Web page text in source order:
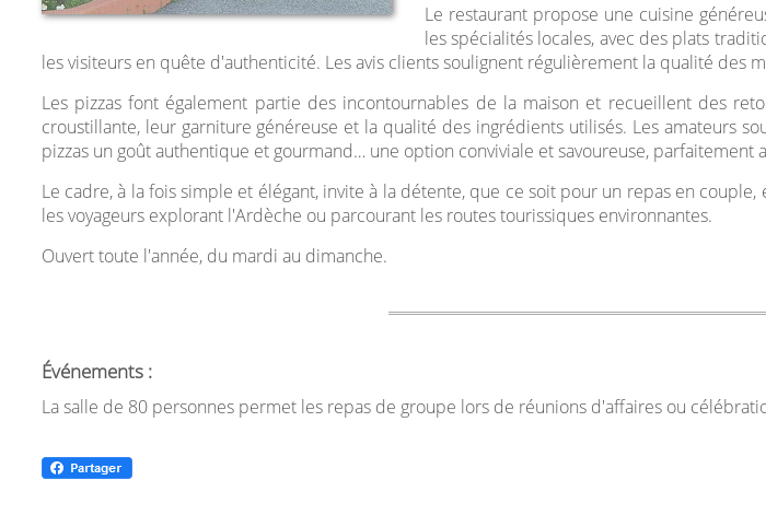
Le restaurant propose une cuisine
les spécialités locales, avec des plats
les visiteurs en quête d'authenticité. Les avis clients soulignent régulièrement la qualité des
Les pizzas font également partie des incontournables de la maison et recueillent des
croustillante, leur garniture généreuse et la qualité des ingrédients utilisés. Les amateurs
pizzas un goût authentique et gourmand… une option conviviale et savoureuse, parfaitement
Le cadre, à la fois simple et élégant, invite à la détente, que ce soit pour un repas en
les voyageurs explorant l'Ardèche ou parcourant les routes tourissiques environnantes.
Ouvert toute l'année, du mardi au dimanche.
Événements :
La salle de 80 personnes permet les repas de groupe lors de réunions d'affaires ou